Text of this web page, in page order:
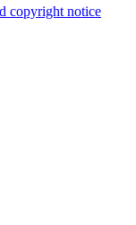
copyright notice